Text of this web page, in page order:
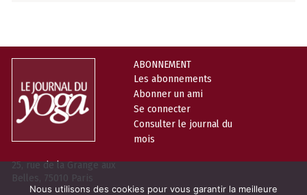
25, rue de la Grange aux
Belles, 75010 Paris
ABONNEMENT
Les abonnements
Abonner un ami
Se connecter
Consulter le journal du
mois
Nous utilisons des cookies pour vous garantir la meilleure